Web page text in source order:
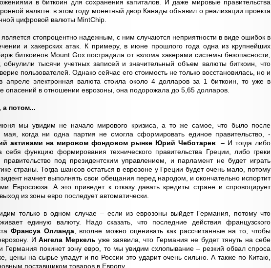
в биткоин для сохранения капиталов. И даже мировые правительства
валюте: в этом году монетный двор Канады объявил о реализации проекта
цифровой валюты MintChip.
стопроцентно надежным, с ним случаются неприятности в виде ошибок в
и хакерских атак. К примеру, в июне прошлого года одна из крупнейших
биткоинов Mount Gox пострадала от взлома хакерами системы безопасности,
обнулили тысячи учетных записей и значительный объем валюты биткоин, что
пользователей. Однако сейчас его стоимость не только восстановилась, но и
электронная валюта стоила около 4 долларов за 1 биткоин, то уже в
опасений в отношении еврозоны, она подорожала до 5,65 долларов.
а потом...
мы увидим не начало мирового кризиса, а то же самое, что было после
когда ни одна партия не смогла сформировать единое правительство, -
активами на мировом фондовом рынке Юрий Чеботарев . – И тогда либо
себя функцию формирования технического правительства Греции, либо греки
правительство под президентским управлением, и парламент не будет играть
страны. Тогда шансов остаться в еврозоне у Греции будет очень мало, потому
начнет выполнять свои обещания перед народом, и окончательно испортит
Евросоюза. А это приведет к отказу давать кредиты стране и спровоцирует
из зоны евро последует автоматически.
только в одном случае – если из еврозоны выйдет Германия, потому что
единую валюту. Надо сказать, что последние действия французского
Франсуа Олланда, вполне можно оценивать как рассчитанные на то, чтобы
И Ангела Меркель уже заявила, что Германия не будет тянуть на себе
Германия покинет зону евро, то мы увидим схлопывание – резкий обвал спроса
цены на сырье упадут и по России это ударит очень сильно. А также по Китаю,
поставщиком товаров в Европу.